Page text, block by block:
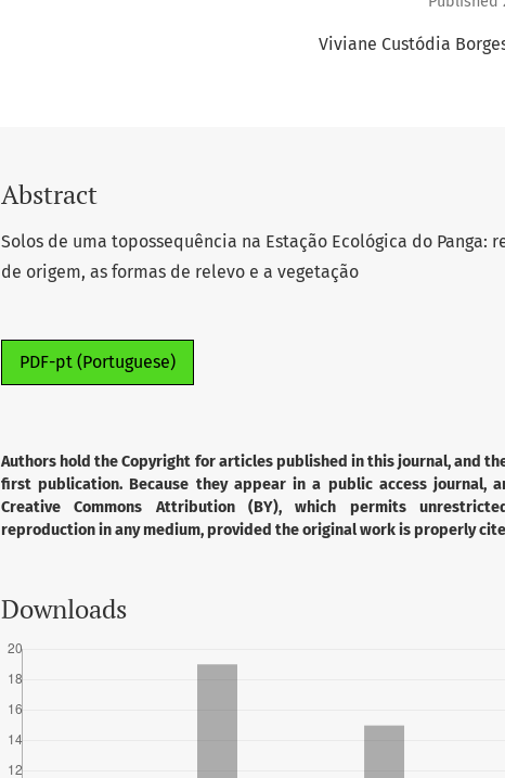
Viviane Custódia
Abstract
Solos de uma topossequência na Estação Ecológica do Panga:
de origem, as formas de relevo e a vegetação
PDF-pt (Portuguese)
Authors hold the Copyright for articles published in this journal, and
first publication. Because they appear in a public access journal,
Creative Commons Attribution (BY), which permits
reproduction in any medium, provided the original work is properly
Downloads